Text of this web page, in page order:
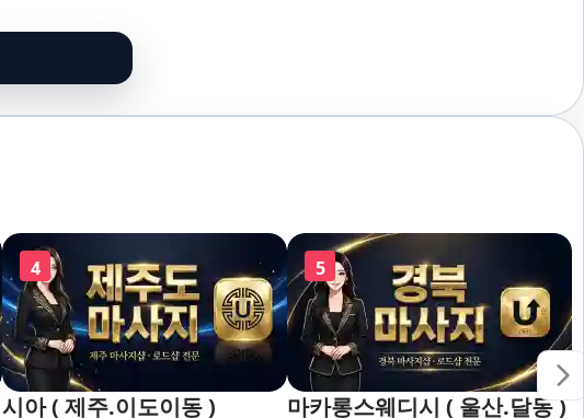
4
시아 ( 제주.이도이동 )
5
마카롱스웨디시 ( 울산.달동 )